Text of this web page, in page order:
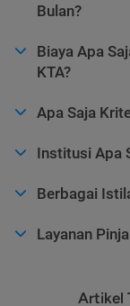
Bulan?
Biaya Apa
KTA?
Apa Saja
Institusi Apa
Berbagai
Layanan
Artikel